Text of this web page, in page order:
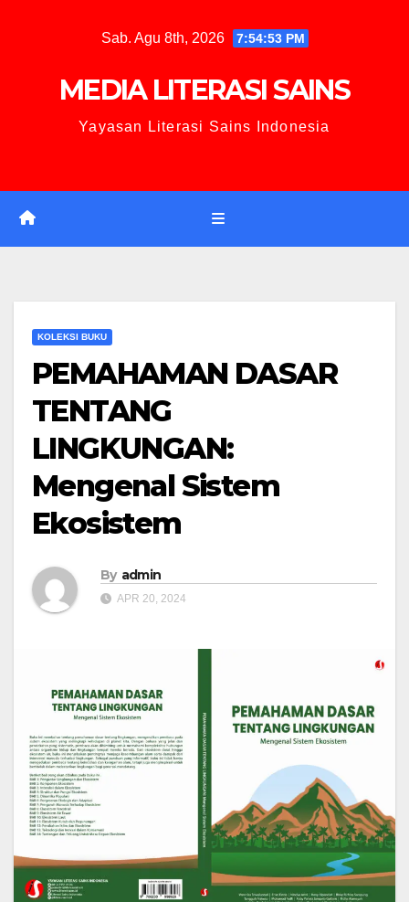
Sab. Agu 8th, 2026 7:54:54 PM
MEDIA LITERASI SAINS
Yayasan Literasi Sains Indonesia
KOLEKSI BUKU
PEMAHAMAN DASAR
TENTANG
LINGKUNGAN:
Mengenal Sistem
Ekosistem
By admin
APR 20, 2024